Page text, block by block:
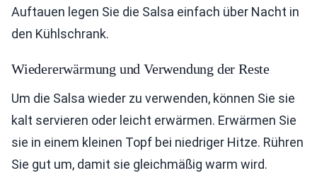
Auftauen legen Sie die Salsa einfach über Nacht in
den Kühlschrank.
Wiedererwärmung und Verwendung der Reste
Um die Salsa wieder zu verwenden, können Sie sie
kalt servieren oder leicht erwärmen. Erwärmen Sie
sie in einem kleinen Topf bei niedriger Hitze. Rühren
Sie gut um, damit sie gleichmäßig warm wird.